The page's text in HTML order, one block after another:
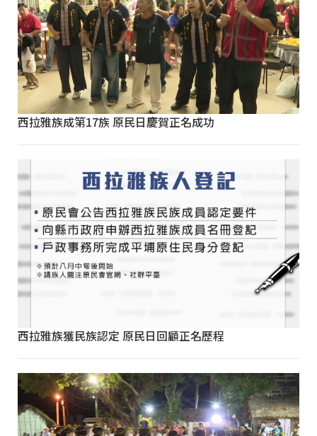
西拉雅族成第17族 原民日慶賀正名成功
西拉雅族獲民族認定 原民日回顧正名歷程